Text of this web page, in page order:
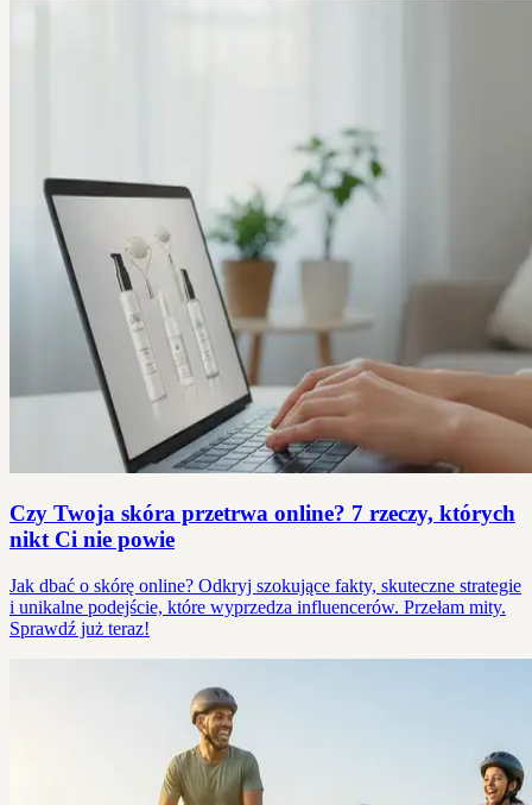
Czy Twoja skóra przetrwa online? 7 rzeczy, których
nikt Ci nie powie
Jak dbać o skórę online? Odkryj szokujące fakty, skuteczne strategie
i unikalne podejście, które wyprzedza influencerów. Przełam mity.
Sprawdź już teraz!